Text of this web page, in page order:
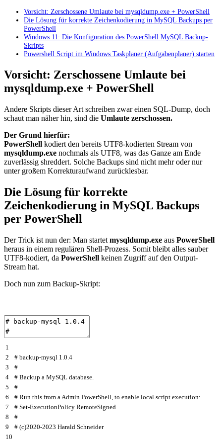
Vorsicht: Zerschossene Umlaute bei mysqldump.exe + PowerShell
Die Lösung für korrekte Zeichenkodierung in MySQL Backups per
PowerShell
Windows 11: Die Konfiguration des PowerShell MySQL Backup-
Skripts
Powershell Script im Windows Taskplaner (Aufgabenplaner) starten
Vorsicht: Zerschossene Umlaute bei
mysqldump.exe + PowerShell
Andere Skripts dieser Art schreiben zwar einen SQL-Dump, doch
schaut man näher hin, sind die Umlaute zerschossen.
Der Grund hierfür:
PowerShell kodiert den bereits UTF8-kodierten Stream von
mysqldump.exe nochmals als UTF8, was das Ganze am Ende
zuverlässig shreddert. Solche Backups sind nicht mehr oder nur
unter großem Korrekturaufwand zurücklesbar.
Die Lösung für korrekte
Zeichenkodierung in MySQL Backups
per PowerShell
Der Trick ist nun der: Man startet mysqldump.exe aus PowerShell
heraus in einem regulären Shell-Prozess. Somit bleibt alles sauber
UTF8-kodiert, da PowerShell keinen Zugriff auf den Output-
Stream hat.
Doch nun zum Backup-Skript:
1
2
3
4
5
6
7
8
9
10
# backup-mysql 1.0.4
#
# Backup a MySQL database.
#
# Run this from a Admin PowerShell, to enable local script execution:
# Set-ExecutionPolicy RemoteSigned
#
# (c)2020-2023 Harald Schneider